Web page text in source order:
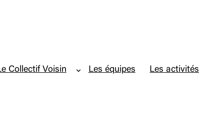
Collectif Voisin Les équipes Les activités